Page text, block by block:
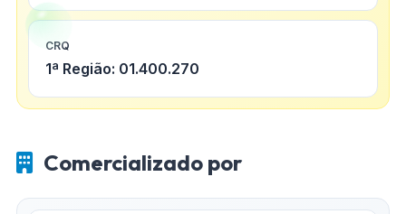
CRQ
1ª Região: 01.400.270
Comercializado por